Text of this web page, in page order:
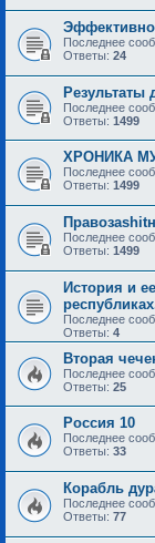
Последнее
Ответы: 24
Результаты
Последнее
Ответы: 1499
ХРОНИКА
Последнее
Ответы: 1499
Последнее
Ответы: 1499
История и
Последнее
Ответы: 4
Вторая
Последнее
Ответы: 25
Россия 10
Последнее
Ответы: 33
Корабль
Последнее
Ответы: 77